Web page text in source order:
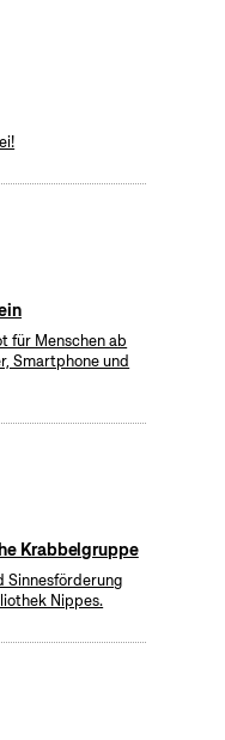
für Menschen ab
Smartphone und
Krabbelgruppe
Sinnesförderung
Nippes.